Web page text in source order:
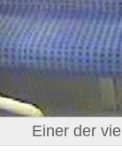
Einer der